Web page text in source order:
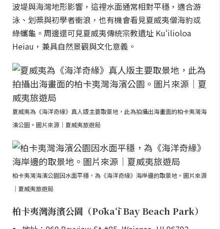
波堤與海灣地形影響，這裡水面通常相對平穩，適合游
泳、划槳與初學者衝浪，也有機會看見夏威夷僧海豹或
綠蠵龜。周邊還可見夏威夷傳統宗教遺址 Kuʻilioloa
Heiau，兼具自然景觀與文化意義。
夏威夷為《海洋奇緣》真人版主要取景地，此為拍攝出海畫面的柏卡夷灣海
濱公園。圖片來源｜夏威夷旅遊局
柏卡夷灣海濱公園因水面平穩，為《海洋奇緣》海岸邊的取景地。圖片來源
｜夏威夷旅遊局
柏卡夷灣海濱公園（Pōkaʻī Bay Beach Park）